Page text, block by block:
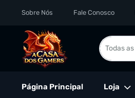
Sobre Nós Fale Conosco
Página Principal Loja